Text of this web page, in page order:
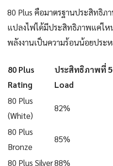
80 Plus คือมาตรฐานประสิทธิภ
แปลงไฟได้มีประสิทธิภาพแค่ไห
พลังงานเป็นความร้อนน้อยประ
80 Plus
Rating
ประสิทธิภาพที่
Load
80 Plus
(White)
82%
80 Plus
Bronze
85%
80 Plus Silver88%